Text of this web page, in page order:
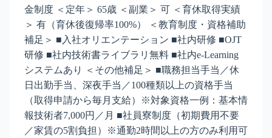
金制度 ＜定年＞ 65歳 ＜副業＞ 可 ＜育休取得実績
＞ 有（育休後復帰率100%） ＜教育制度・資格補助
補足＞ ■入社オリエンテーション ■社内研修 ■OJT
研修 ■社内技術書ライブラリ無料 ■社内e-Learning
システムあり ＜その他補足＞ ■職務担当手当／休
日出勤手当、深夜手当／100種類以上の資格手当
（取得申請から毎月支給）※対象資格一例：基本情
報技術者7,000円／月 ■社員寮制度（初期費用不要
／家賃の5割負担）※通勤2時間以上の方のみ利用可